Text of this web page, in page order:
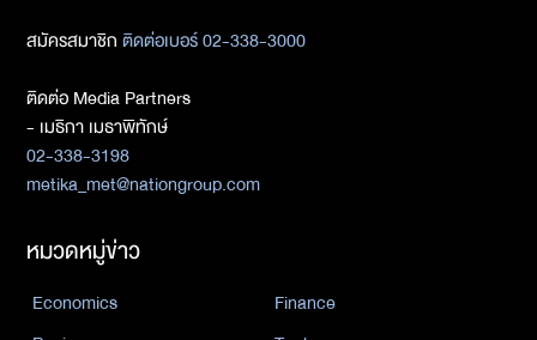
สมัครสมาชิกติดต่อเบอร์ 02-338-3000
ติดต่อ Media Partners
- เมธิกา เมธาพิทักษ์
02-338-3198
metika_met@nationgroup.com
หมวดหมู่ข่าว
Economics
Finance